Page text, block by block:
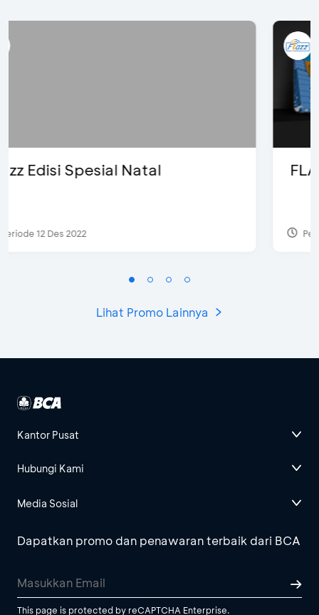
FLAZZ EDISI Khusus Karafuru
Periode 13 Jul 2023
Lihat Promo Lainnya
Kantor Pusat
Hubungi Kami
Media Sosial
Dapatkan promo dan penawaran terbaik dari BCA
This page is protected by reCAPTCHA Enterprise.